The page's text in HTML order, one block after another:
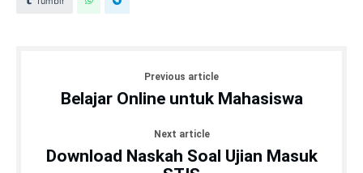
Previous article
Belajar Online untuk Mahasiswa
Next article
Download Naskah Soal Ujian Masuk